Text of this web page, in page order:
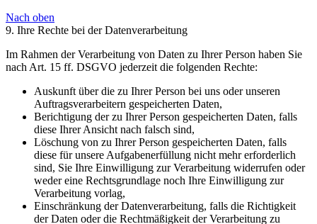
Nach oben
9. Ihre Rechte bei der Datenverarbeitung
Im Rahmen der Verarbeitung von Daten zu Ihrer Person haben Sie
nach Art. 15 ff. DSGVO jederzeit die folgenden Rechte:
Auskunft über die zu Ihrer Person bei uns oder unseren
Auftragsverarbeitern gespeicherten Daten,
Berichtigung der zu Ihrer Person gespeicherten Daten, falls
diese Ihrer Ansicht nach falsch sind,
Löschung von zu Ihrer Person gespeicherten Daten, falls
diese für unsere Aufgabenerfüllung nicht mehr erforderlich
sind, Sie Ihre Einwilligung zur Verarbeitung widerrufen oder
weder eine Rechtsgrundlage noch Ihre Einwilligung zur
Verarbeitung vorlag,
Einschränkung der Datenverarbeitung, falls die Richtigkeit
der Daten oder die Rechtmäßigkeit der Verarbeitung zu